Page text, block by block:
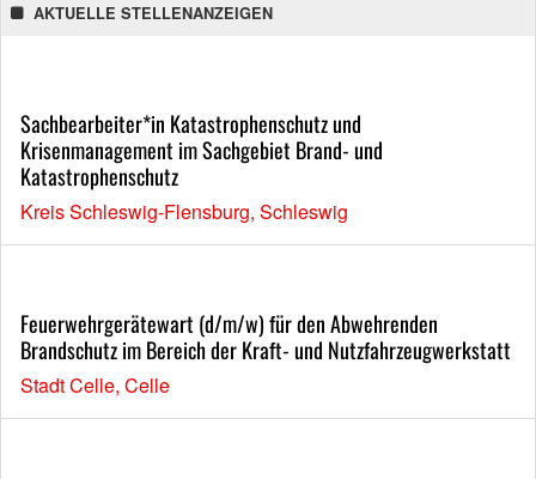
AKTUELLE STELLENANZEIGEN
Sachbearbeiter*in Katastrophenschutz und
Krisenmanagement im Sachgebiet Brand- und
Katastrophenschutz
Kreis Schleswig-Flensburg, Schleswig
Feuerwehrgerätewart (d/m/w) für den Abwehrenden
Brandschutz im Bereich der Kraft- und Nutzfahrzeugwerkstatt
Stadt Celle, Celle